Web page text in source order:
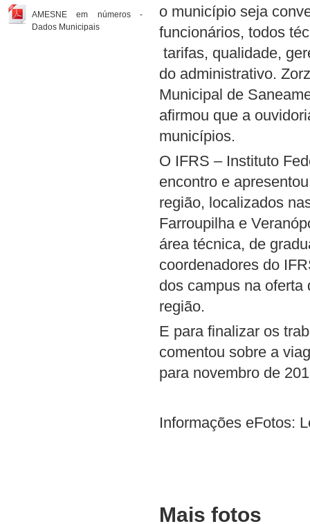
AMESNE em números -
Dados Municipais
o município seja
funcionários, todos
tarifas, qualidade,
do administrativo.
Municipal de
afirmou que a
municípios.
O IFRS – Instituto
encontro e
região, localizados
Farroupilha e
área técnica, de
coordenadores do
dos campus na
região.
E para finalizar os
comentou sobre a
para novembro de
Informações eFotos:
Mais fotos